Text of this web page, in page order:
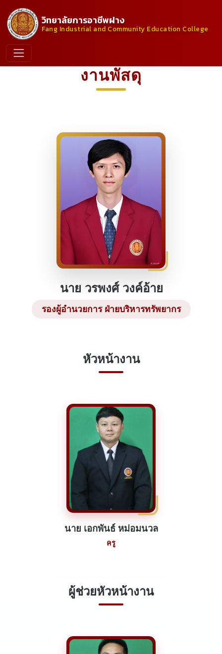
วิทยาลัยการอาชีพฝาง
Fang Industrial and Community Education College
งานพัสดุ
นาย วรพงศ์ วงค์อ้าย
รองผู้อำนวยการ ฝ่ายบริหารทรัพยากร
หัวหน้างาน
นาย เอกพันธ์ หม่อมนวล
ครู
ผู้ช่วยหัวหน้างาน